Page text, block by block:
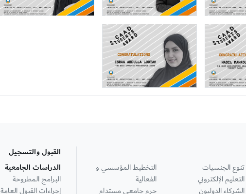
تنوع الجنسيات
التعليم الإلكتروني
الشركاء الدوليون
التخطيط المؤسسي و
الفعالية
حرم جامعي مستدام
القبول والتسجيل
الدراسات الجامعية
البرامج المطروحة
إجراءات القبول العامة